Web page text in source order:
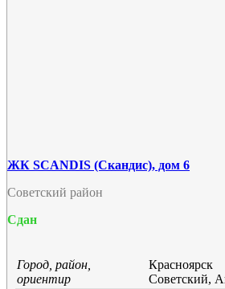
ЖК SCANDIS (Скандис), дом 6
Советский район
Сдан
Город, район,
ориентир
Красноярск
Советский,